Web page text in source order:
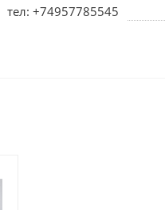
тел: +74957785545